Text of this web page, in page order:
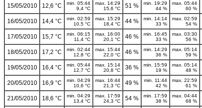
15/05/2010 12,6 °C
min. 05:44
9,4 °C
max. 14:29
15,6 °C
51 %
min. 19:29
44 %
max. 05:44
60 %
16/05/2010 14,4 °C
min. 02:59
10,5 °C
max. 15:29
18,4 °C
44 %
min. 14:14
33 %
max. 02:59
54 %
17/05/2010 15,7 °C
min. 06:15
11,4 °C
max. 16:00
20,1 °C
46 %
min. 16:45
33 %
max. 03:30
56 %
18/05/2010 17,2 °C
min. 02:44
12,8 °C
max. 15:44
22,0 °C
46 %
min. 14:29
36 %
max. 05:14
59 %
19/05/2010 16,4 °C
min. 05:44
12,7 °C
max. 15:14
20,8 °C
36 %
min. 15:59
19 %
max. 05:14
48 %
20/05/2010 16,9 °C
min. 04:29
10,6 °C
max. 16:44
21,3 °C
49 %
min. 11:44
42 %
max. 22:59
61 %
21/05/2010 18,6 °C
min. 04:29
13,4 °C
max. 17:59
24,3 °C
54 %
min. 17:59
38 %
max. 04:44
68 %